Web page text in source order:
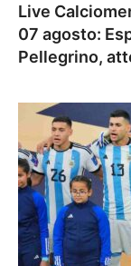
Live
07 agosto:
Pellegrino,